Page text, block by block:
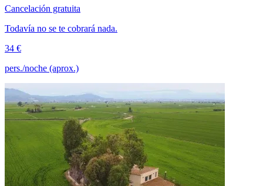
Cancelación gratuita
Todavía no se te cobrará nada.
34 €
pers./noche (aprox.)